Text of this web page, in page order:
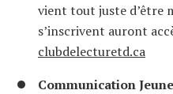
vient tout juste d’être
s’inscrivent auront
clubdelecturetd.ca
Communication